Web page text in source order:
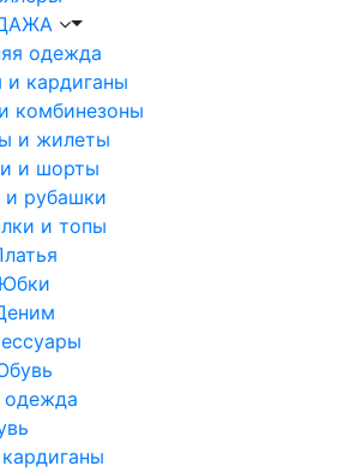
одежда
и кардиганы
комбинезоны
и жилеты
и шорты
и рубашки
и топы
Юбки
одежда